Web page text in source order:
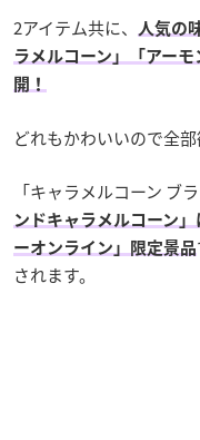
2アイテム共に、
人気の
ラメルコーン」「アー
開！
どれもかわいいので全
「キャラメルコーン ブ
ンドキャラメルコーン
ーオンライン」限定景品
されます。